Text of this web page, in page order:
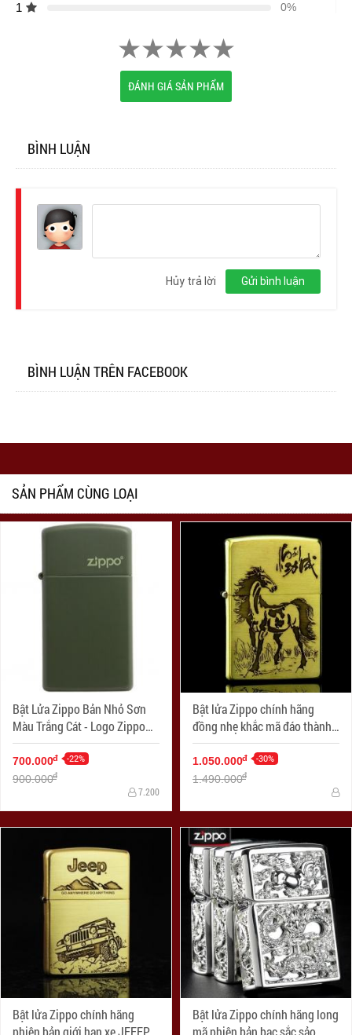
1 0%
ĐÁNH GIÁ SẢN PHẨM
BÌNH LUẬN
Gửi bình luận
Hủy trả lời
BÌNH LUẬN TRÊN FACEBOOK
SẢN PHẨM CÙNG LOẠI
Bật Lửa Zippo Bản Nhỏ Sơn
Màu Trắng Cát - Logo Zippo
SKU 1627ZL- Zippo Slim®
Green Matte Zippo Logo
700.000đ -22%
900.000đ
7.200
Bật lửa Zippo chính hãng
đồng nhẹ khắc mã đáo thành
công
1.050.000đ -30%
1.490.000đ
Bật lửa Zippo chính hãng
Bật lửa Zippo chính hãng long